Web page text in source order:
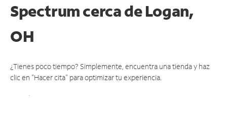
Spectrumcerca de Logan,
OH
¿Tienes poco tiempo? Simplemente, encuentra una tienda y haz
clic en "Hacer cita" para optimizar tu experiencia.